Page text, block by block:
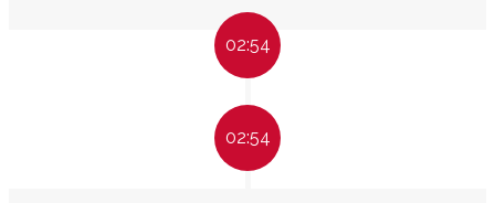
02:54
02:54